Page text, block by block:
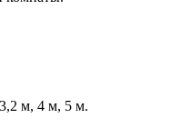
м, 4 м, 5 м.